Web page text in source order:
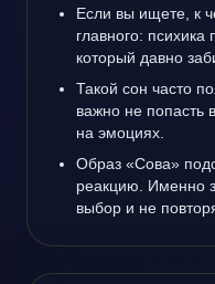
Если вы ищете, к
главного: психика
который давно
Такой сон часто
важно не попасть
на эмоциях.
Образ «Сова»
реакцию. Именно
выбор и не